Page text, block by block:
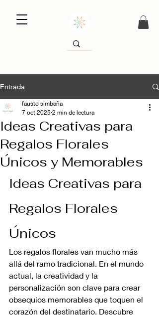
Entrada
Ideas Creativas para
Regalos Florales
Únicos y Memorables
fausto simbaña
7 oct 2025 2 min de lectura
Ideas Creativas para
Regalos Florales
Únicos
Los regalos florales van mucho más
allá del ramo tradicional. En el mundo
actual, la creatividad y la
personalización son clave para crear
obsequios memorables que toquen el
corazón del destinatario. Descubre